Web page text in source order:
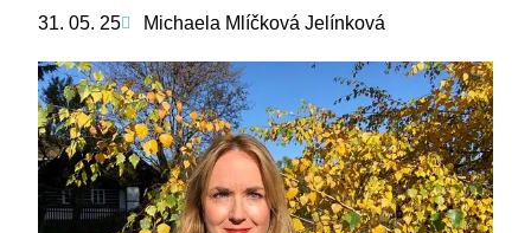
31. 05. 25 Michaela Mlíčková Jelínková